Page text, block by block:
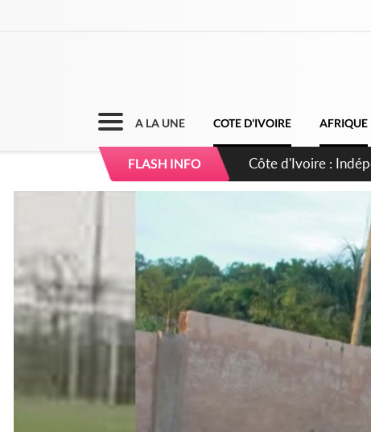
A LA UNE COTE D'IVOIRE AFRIQUE
FLASH INFO
Sierra Leone : Un
d'avance